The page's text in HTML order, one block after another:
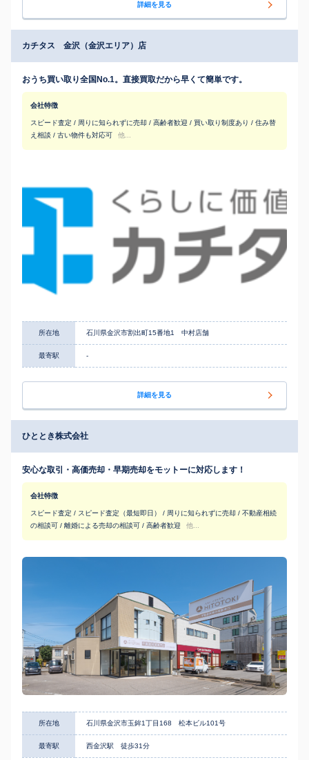
詳細を見る
カチタス 金沢（金沢エリア）店
おうち買い取り全国No.1。直接買取だから早くて簡単です。
会社特徴
スピード査定 / 周りに知られずに売却 / 高齢者歓迎 / 買い取り制度あり / 住み替
え相談 / 古い物件も対応可
他...
所在地 石川県金沢市割出町15番地1 中村店舗
最寄駅 -
詳細を見る
ひととき株式会社
安心な取引・高価売却・早期売却をモットーに対応します！
会社特徴
スピード査定 / スピード査定（最短即日） / 周りに知られずに売却 / 不動産相続
の相談可 / 離婚による売却の相談可 / 高齢者歓迎
他...
所在地 石川県金沢市玉鉾1丁目168 松本ビル101号
最寄駅 西金沢駅 徒歩31分